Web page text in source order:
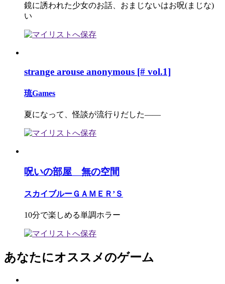
鏡に誘われた少女のお話、おまじないはお呪(まじな)
い
strange arouse anonymous [# vol.1]
琉Games
夏になって、怪談が流行りだした――
呪いの部屋 無の空間
スカイブルーＧＡＭＥＲ’Ｓ
10分で楽しめる単調ホラー
あなたにオススメのゲーム